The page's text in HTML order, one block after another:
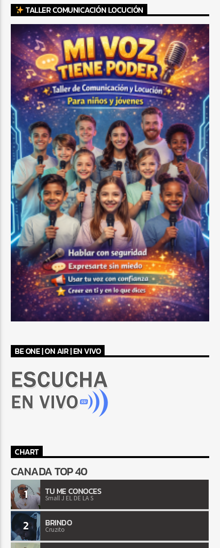
TALLER COMUNICACIÓN LOCUCIÓN
BE ONE | ON AIR | EN VIVO
CHART
CANADA TOP 40
1 TU ME CONOCES
Small J EL DE LA S
2 BRINDO
Cruzito